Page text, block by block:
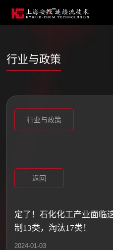
行业与政策
行业与政策
返回
定了！石化化工产业面临
制13类，淘汰17类！
2024-01-03